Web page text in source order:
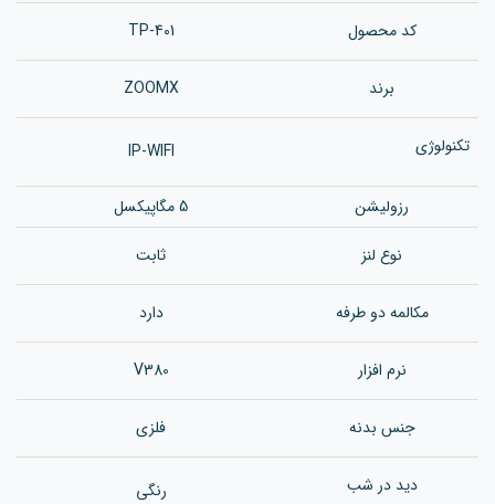
کد محصول TP-401
برند ZOOMX
تکنولوژی IP-WIFI
رزولیشن
5 مگاپیکسل
نوع لنز
ثابت
مکالمه دو طرفه دارد
نرم افزار V380
جنس بدنه فلزی
دید در شب رنگی